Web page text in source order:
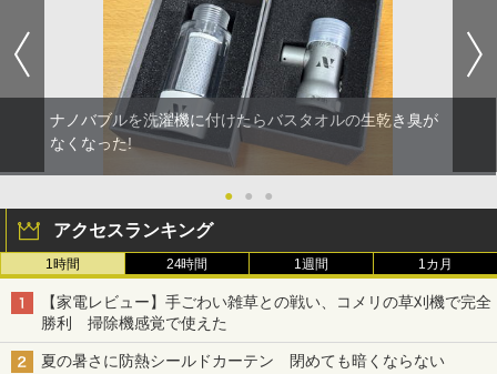
ナノバブルを洗濯機に付けたらバスタオルの生乾き臭が
なくなった!
● ● ●
アクセスランキング
1時間 24時間 1週間 1カ月
【家電レビュー】手ごわい雑草との戦い、コメリの草刈機で完全
勝利 掃除機感覚で使えた
夏の暑さに防熱シールドカーテン 閉めても暗くならない